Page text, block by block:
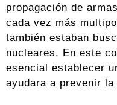
propagación de
cada vez más
también estaban
nucleares. En este
esencial establecer
ayudara a prevenir